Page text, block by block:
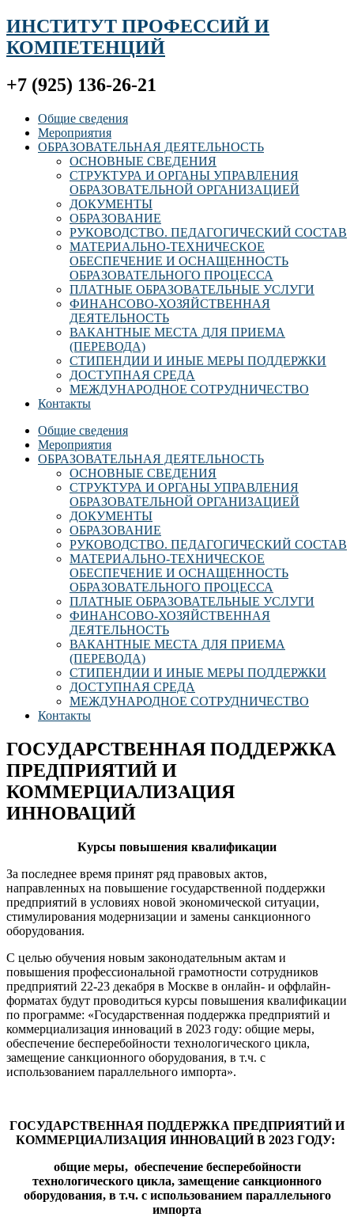
ИНСТИТУТ ПРОФЕССИЙ И
КОМПЕТЕНЦИЙ
+7 (925) 136-26-21
Общие сведения
Мероприятия
ОБРАЗОВАТЕЛЬНАЯ ДЕЯТЕЛЬНОСТЬ
ОСНОВНЫЕ СВЕДЕНИЯ
СТРУКТУРА И ОРГАНЫ УПРАВЛЕНИЯ
ОБРАЗОВАТЕЛЬНОЙ ОРГАНИЗАЦИЕЙ
ДОКУМЕНТЫ
ОБРАЗОВАНИЕ
РУКОВОДСТВО. ПЕДАГОГИЧЕСКИЙ СОСТАВ
МАТЕРИАЛЬНО-ТЕХНИЧЕСКОЕ
ОБЕСПЕЧЕНИЕ И ОСНАЩЕННОСТЬ
ОБРАЗОВАТЕЛЬНОГО ПРОЦЕССА
ПЛАТНЫЕ ОБРАЗОВАТЕЛЬНЫЕ УСЛУГИ
ФИНАНСОВО-ХОЗЯЙСТВЕННАЯ
ДЕЯТЕЛЬНОСТЬ
ВАКАНТНЫЕ МЕСТА ДЛЯ ПРИЕМА
(ПЕРЕВОДА)
СТИПЕНДИИ И ИНЫЕ МЕРЫ ПОДДЕРЖКИ
ДОСТУПНАЯ СРЕДА
МЕЖДУНАРОДНОЕ СОТРУДНИЧЕСТВО
Контакты
Общие сведения
Мероприятия
ОБРАЗОВАТЕЛЬНАЯ ДЕЯТЕЛЬНОСТЬ
ОСНОВНЫЕ СВЕДЕНИЯ
СТРУКТУРА И ОРГАНЫ УПРАВЛЕНИЯ
ОБРАЗОВАТЕЛЬНОЙ ОРГАНИЗАЦИЕЙ
ДОКУМЕНТЫ
ОБРАЗОВАНИЕ
РУКОВОДСТВО. ПЕДАГОГИЧЕСКИЙ СОСТАВ
МАТЕРИАЛЬНО-ТЕХНИЧЕСКОЕ
ОБЕСПЕЧЕНИЕ И ОСНАЩЕННОСТЬ
ОБРАЗОВАТЕЛЬНОГО ПРОЦЕССА
ПЛАТНЫЕ ОБРАЗОВАТЕЛЬНЫЕ УСЛУГИ
ФИНАНСОВО-ХОЗЯЙСТВЕННАЯ
ДЕЯТЕЛЬНОСТЬ
ВАКАНТНЫЕ МЕСТА ДЛЯ ПРИЕМА
(ПЕРЕВОДА)
СТИПЕНДИИ И ИНЫЕ МЕРЫ ПОДДЕРЖКИ
ДОСТУПНАЯ СРЕДА
МЕЖДУНАРОДНОЕ СОТРУДНИЧЕСТВО
Контакты
ГОСУДАРСТВЕННАЯ ПОДДЕРЖКА
ПРЕДПРИЯТИЙ И
КОММЕРЦИАЛИЗАЦИЯ
ИННОВАЦИЙ
Курсы повышения квалификации
За последнее время принят ряд правовых актов,
направленных на повышение государственной поддержки
предприятий в условиях новой экономической ситуации,
стимулирования модернизации и замены санкционного
оборудования.
С целью обучения новым законодательным актам и
повышения профессиональной грамотности сотрудников
предприятий 22-23 декабря в Москве в онлайн- и оффлайн-
форматах будут проводиться курсы повышения квалификации
по программе: «Государственная поддержка предприятий и
коммерциализация инноваций в 2023 году: общие меры,
обеспечение бесперебойности технологического цикла,
замещение санкционного оборудования, в т.ч. с
использованием параллельного импорта».
ГОСУДАРСТВЕННАЯ ПОДДЕРЖКА ПРЕДПРИЯТИЙ И
КОММЕРЦИАЛИЗАЦИЯ ИННОВАЦИЙ В 2023 ГОДУ:
общие меры, обеспечение бесперебойности
технологического цикла, замещение санкционного
оборудования, в т.ч. с использованием параллельного
импорта